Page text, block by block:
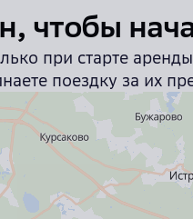
чтобы
при старте
поездку за их